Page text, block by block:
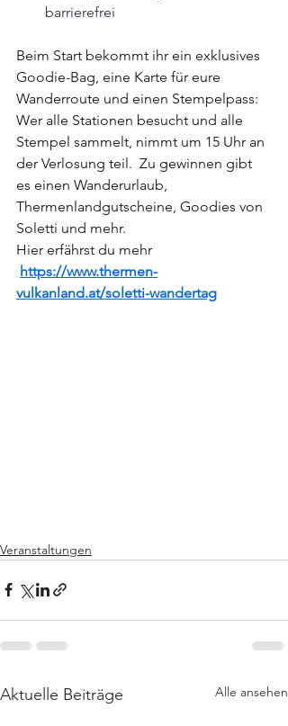
barrierefrei
Beim Start bekommt ihr ein exklusives
Goodie-Bag, eine Karte für eure
Wanderroute und einen Stempelpass:
Wer alle Stationen besucht und alle
Stempel sammelt, nimmt um 15 Uhr an
der Verlosung teil. ⁠ ⁠Zu gewinnen gibt
es einen Wanderurlaub,
Thermenlandgutscheine, Goodies von
Soletti und mehr.
Hier erfährst du mehr
https://www.thermen-
vulkanland.at/soletti-wandertag
Veranstaltungen
Aktuelle Beiträge Alle ansehen